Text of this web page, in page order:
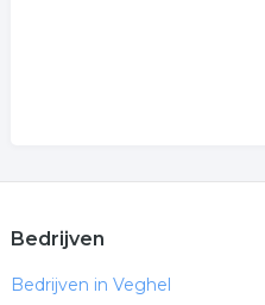
Bedrijven
Bedrijven in Veghel